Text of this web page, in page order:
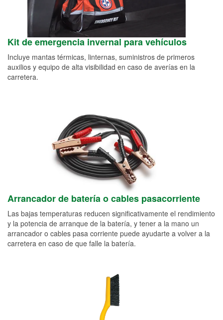
Kit de emergencia invernal para vehículos
Incluye mantas térmicas, linternas, suministros de primeros
auxilios y equipo de alta visibilidad en caso de averías en la
carretera.
Arrancador de batería o cables pasacorriente
Las bajas temperaturas reducen significativamente el rendimiento
y la potencia de arranque de la batería, y tener a la mano un
arrancador o cables pasa corriente puede ayudarte a volver a la
carretera en caso de que falle la batería.